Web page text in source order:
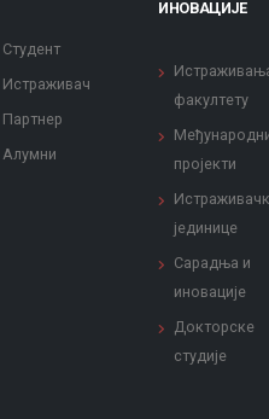
Студент
Истраживач
Партнер
Алумни
ИНОВАЦИЈЕ
факултету
пројекти
јединице
Сарадња и
иновације
Докторске
студије